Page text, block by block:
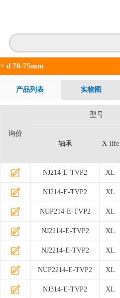
> d 70-75mm
产品列表 实物图
询价
型号
轴承 X-life
NJ214-E-TVP2 XL
NJ214-E-TVP2 XL
NUP214-E-TVP2 XL
NJ2214-E-TVP2 XL
NJ2214-E-TVP2 XL
NUP2214-E-TVP2 XL
NJ314-E-TVP2 XL